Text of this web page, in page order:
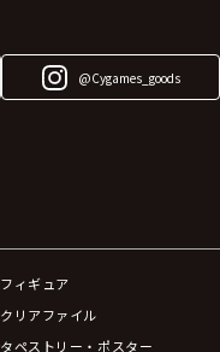
@Cygames_goods
フィギュア
クリアファイル
タペストリー・ポスター